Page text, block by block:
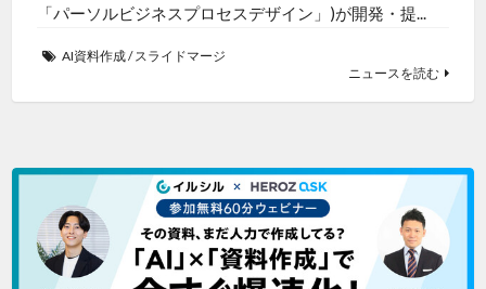
「パーソルビジネスプロセスデザイン」)が開発・提...
AI資料作成/ スライドマージ
ニュースを読む